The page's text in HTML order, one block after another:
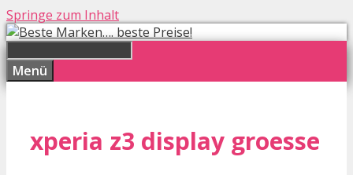
Springe zum Inhalt
Menü
xperia z3 display groesse